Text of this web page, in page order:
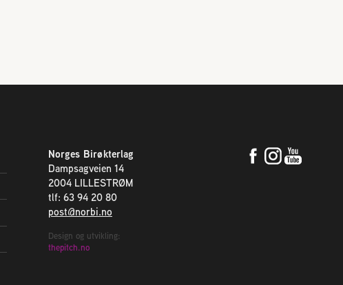
Norges Birøkterlag
Dampsagveien 14
2004 LILLESTRØM
tlf: 63 94 20 80
post@norbi.no
Design og utvikling:
thepitch.no